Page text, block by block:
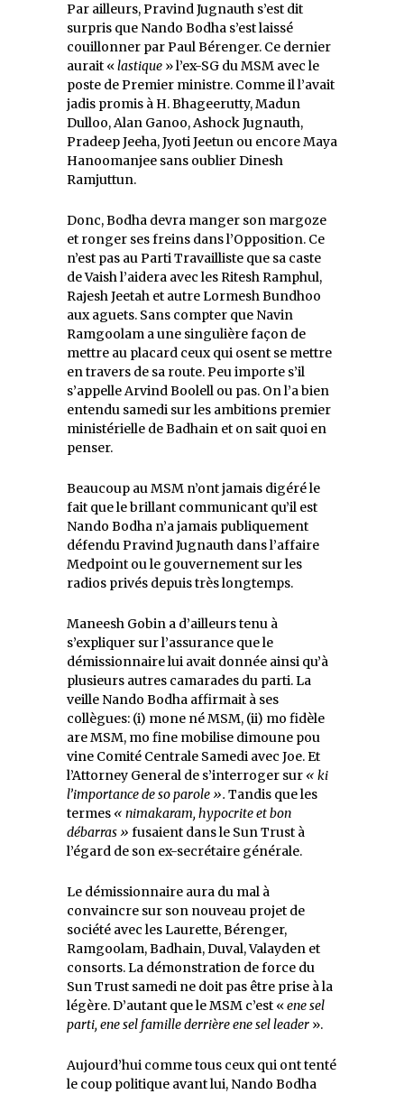
Par ailleurs, Pravind Jugnauth s’est dit
surpris que Nando Bodha s’est laissé
couillonner par Paul Bérenger. Ce dernier
aurait «lastique » l’ex-SG du MSM avec le
poste de Premier ministre. Comme il l’avait
jadis promis à H. Bhageerutty, Madun
Dulloo, Alan Ganoo, Ashock Jugnauth,
Pradeep Jeeha, Jyoti Jeetun ou encore Maya
Hanoomanjee sans oublier Dinesh
Ramjuttun.
Donc, Bodha devra manger son margoze
et ronger ses freins dans l’Opposition. Ce
n’est pas au Parti Travailliste que sa caste
de Vaish l’aidera avec les Ritesh Ramphul,
Rajesh Jeetah et autre Lormesh Bundhoo
aux aguets. Sans compter que Navin
Ramgoolam a une singulière façon de
mettre au placard ceux qui osent se mettre
en travers de sa route. Peu importe s’il
s’appelle Arvind Boolell ou pas. On l’a bien
entendu samedi sur les ambitions premier
ministérielle de Badhain et on sait quoi en
penser.
Beaucoup au MSM n’ont jamais digéré le
fait que le brillant communicant qu’il est
Nando Bodha n’a jamais publiquement
défendu Pravind Jugnauth dans l’affaire
Medpoint ou le gouvernement sur les
radios privés depuis très longtemps.
Maneesh Gobin a d’ailleurs tenu à
s’expliquer sur l’assurance que le
démissionnaire lui avait donnée ainsi qu’à
plusieurs autres camarades du parti. La
veille Nando Bodha affirmait à ses
collègues: (i) mone né MSM, (ii) mo fidèle
are MSM, mo fine mobilise dimoune pou
vine Comité Centrale Samedi avec Joe. Et
l’Attorney General de s’interroger sur « ki
l’importance de so parole ». Tandis que les
termes « nimakaram, hypocrite et bon
débarras » fusaient dans le Sun Trust à
l’égard de son ex-secrétaire générale.
Le démissionnaire aura du mal à
convaincre sur son nouveau projet de
société avec les Laurette, Bérenger,
Ramgoolam, Badhain, Duval, Valayden et
consorts. La démonstration de force du
Sun Trust samedi ne doit pas être prise à la
légère. D’autant que le MSM c’est «ene sel
parti, ene sel famille derrière ene sel leader ».
Aujourd’hui comme tous ceux qui ont tenté
le coup politique avant lui, Nando Bodha